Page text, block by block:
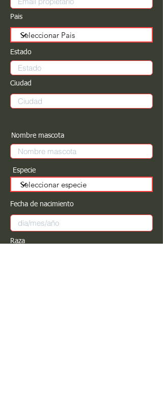
Pais
Estado
Ciudad
Nombre mascota
Especie
Fecha de nacimiento
Raza